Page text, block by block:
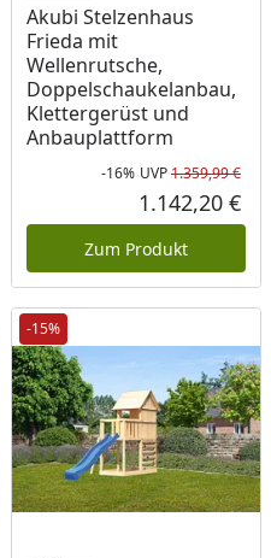
in ProzentPreis
Preis
Akubi Stelzenhaus
Frieda mit
Wellenrutsche,
Doppelschaukelanbau,
Klettergerüst und
Anbauplattform
-16% UVP1.359,99 €
1.142,20 €
Zum Produkt
-15%